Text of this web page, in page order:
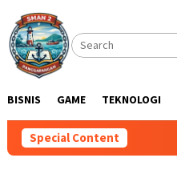
BISNIS GAME TEKNOLOGI
Special Content